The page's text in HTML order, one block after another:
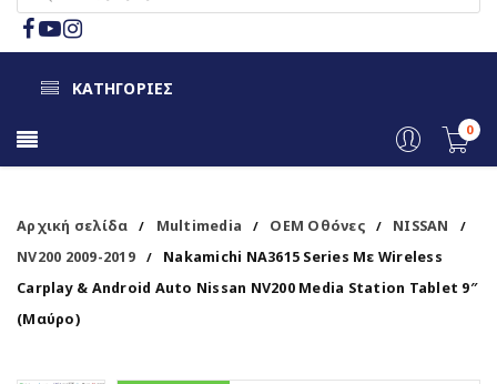
ΚΑΤΗΓΟΡΙΕΣ
0
Αρχική σελίδα / Multimedia / OEM Οθόνες / NISSAN /
NV200 2009-2019 /
Nakamichi NA3615 Series Με Wireless
Carplay & Android Auto Nissan NV200 Media Station Tablet 9″
(Μαύρο)